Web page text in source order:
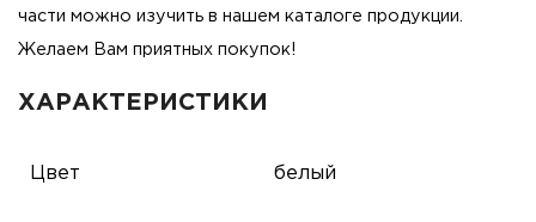
части можно изучить в нашем каталоге продукции.
Желаем Вам приятных покупок!
ХАРАКТЕРИСТИКИ
Цвет белый